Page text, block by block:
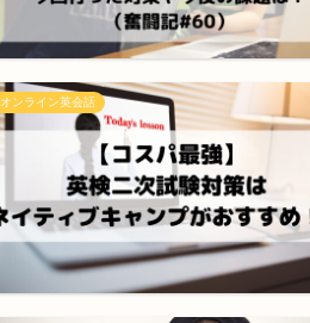
オンライン英会話